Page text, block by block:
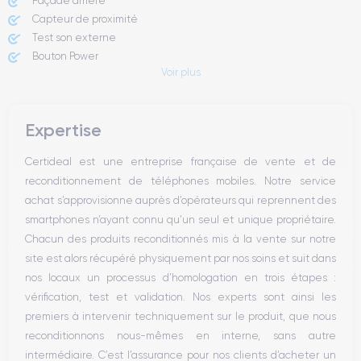
Capteur de proximité
Test son externe
Bouton Power
Haut parleur
Bouton Home
Bluetooth
WiFi
Réseau
Vibreur
Prise USB
Voir plus
Expertise
Certideal est une entreprise française de vente et de
reconditionnement de téléphones mobiles. Notre service
achat s’approvisionne auprès d’opérateurs qui reprennent des
smartphones n’ayant connu qu’un seul et unique propriétaire.
Chacun des produits reconditionnés mis à la vente sur notre
site est alors récupéré physiquement par nos soins et suit dans
nos locaux un processus d’homologation en trois étapes :
vérification, test et validation. Nos experts sont ainsi les
premiers à intervenir techniquement sur le produit, que nous
reconditionnons nous-mêmes en interne, sans autre
intermédiaire. C’est l’assurance pour nos clients d’acheter un